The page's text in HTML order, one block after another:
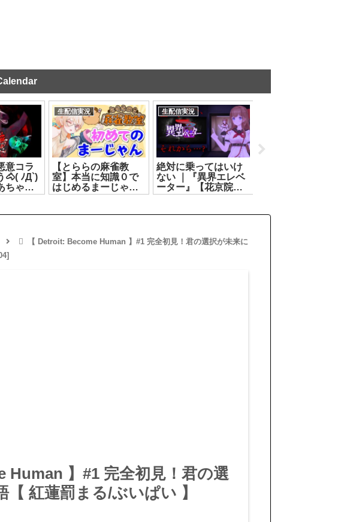
意コラ
🐴( ﾉД`)
ちゃる/
生配信実況
【とららの麻雀教
室】本当に知識０で
はじめるまーじゃん
❤#2【どっとライブ
[2026.07.24]
生配信実況
絶対に乗ってはいけ
ない ｜『異界エレベ
ーター』【花京院ち
えり】[2026.07.26]
【 Detroit: Become Human 】#1 完全初見！君の選択が未来に
Human 】#1 完全初見！君の選
紅蓮罰まる/ぶいぱい 】